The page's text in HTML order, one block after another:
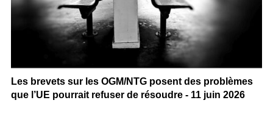
Les brevets sur les OGM/NTG posent des problèmes
que l’UE pourrait refuser de résoudre - 11 juin 2026